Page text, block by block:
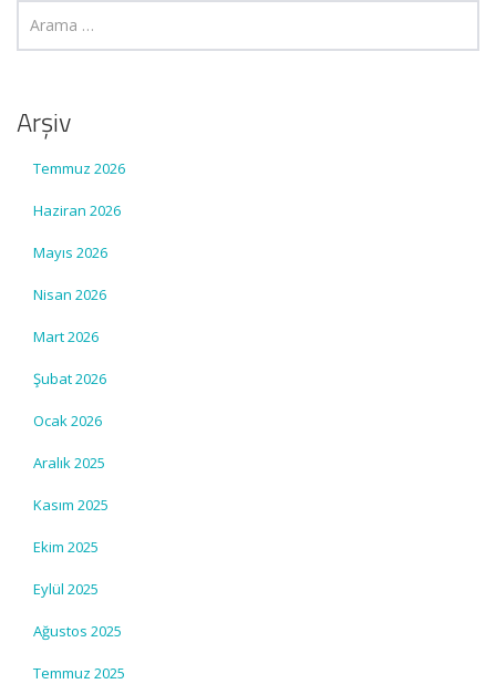
Arşiv
Temmuz 2026
Haziran 2026
Mayıs 2026
Nisan 2026
Mart 2026
Şubat 2026
Ocak 2026
Aralık 2025
Kasım 2025
Ekim 2025
Eylül 2025
Ağustos 2025
Temmuz 2025